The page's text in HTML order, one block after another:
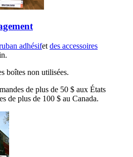
adhésifet des accessoires
boîtes non utilisées.
de plus de 50 $ aux États
de plus de 100 $ au Canada.